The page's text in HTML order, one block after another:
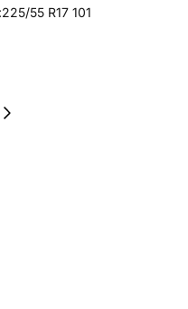
225/55 R17 101